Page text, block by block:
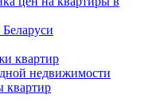
квартир
недвижимости
квартир